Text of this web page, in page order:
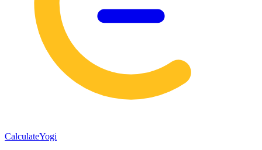
CalculateYogi